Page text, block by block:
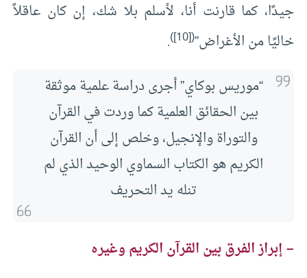
جيدًا، كما قارنت أنا، لأسلم بلا شك، إن كان عاقلاً
خاليًا من الأغراض”(
[10]
)
.
“موريس بوكاي” أجرى دراسة علمية موثقة
بين الحقائق العلمية كما وردت في القرآن
والتوراة والإنجيل، وخلص إلى أن القرآن
الكريم هو الكتاب السماوي الوحيد الذي لم
تنله يد التحريف
– إبراز الفرق بين القرآن الكريم وغيره